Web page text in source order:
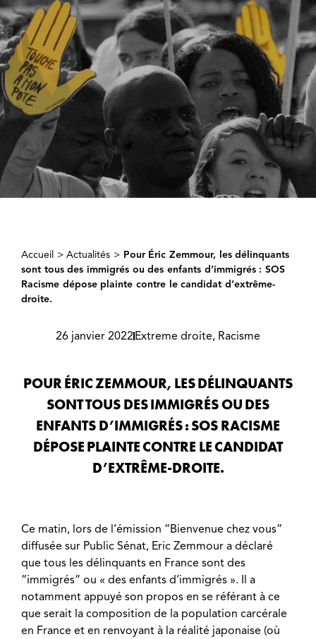
Accueil >Actualités > Pour Éric Zemmour, les délinquants
sont tous des immigrés ou des enfants d’immigrés : SOS
Racisme dépose plainte contre le candidat d’extrême-
droite.
26 janvier 2022 Extreme droite, Racisme
POUR ÉRIC ZEMMOUR, LES DÉLINQUANTS
SONT TOUS DES IMMIGRÉS OU DES
ENFANTS D’IMMIGRÉS : SOS RACISME
DÉPOSE PLAINTE CONTRE LE CANDIDAT
D’EXTRÊME-DROITE.
Ce matin, lors de l’émission “Bienvenue chez vous”
diffusée sur Public Sénat, Eric Zemmour a déclaré
que tous les délinquants en France sont des
“immigrés” ou « des enfants d’immigrés ». Il a
notamment appuyé son propos en se référant à ce
que serait la composition de la population carcérale
en France et en renvoyant à la réalité japonaise (où